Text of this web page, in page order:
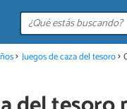
Juegos de caza del tesoro